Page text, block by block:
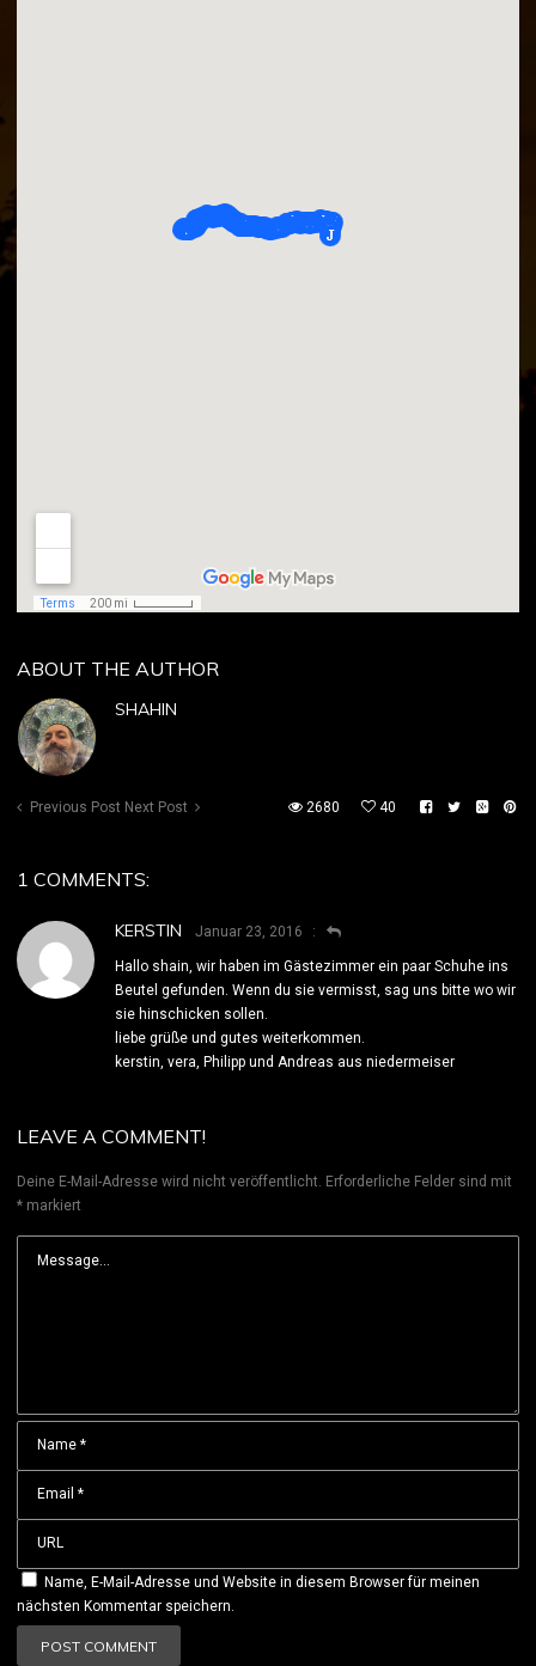
ABOUT THE AUTHOR
SHAHIN
Previous Post Next Post 2680 40
1 COMMENTS:
KERSTIN Januar 23, 2016
Hallo shain, wir haben im Gästezimmer ein paar Schuhe ins
Beutel gefunden. Wenn du sie vermisst, sag uns bitte wo wir
sie hinschicken sollen.
liebe grüße und gutes weiterkommen.
kerstin, vera, Philipp und Andreas aus niedermeiser
LEAVE A COMMENT!
Deine E-Mail-Adresse wird nicht veröffentlicht. Erforderliche Felder sind mit
* markiert
Name, E-Mail-Adresse und Website in diesem Browser für meinen
nächsten Kommentar speichern.